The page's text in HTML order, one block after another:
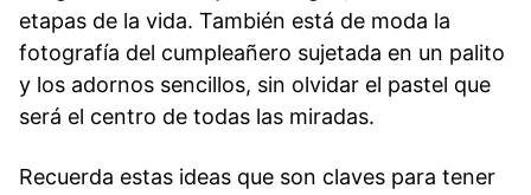
etapas de la vida. También está de moda la
fotografía del cumpleañero sujetada en un palito
y los adornos sencillos, sin olvidar el pastel que
será el centro de todas las miradas.
Recuerda estas ideas que son claves para tener